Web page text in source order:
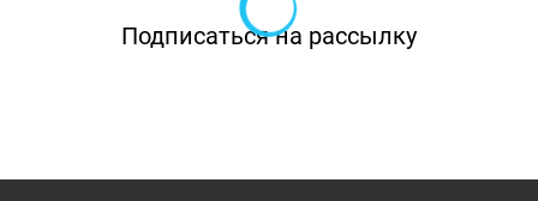
Подписаться на рассылку